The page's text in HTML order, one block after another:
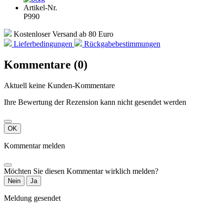
Artikel-Nr.
P990
Kostenloser Versand ab 80 Euro
Lieferbedingungen
Rückgabebestimmungen
Kommentare (0)
Aktuell keine Kunden-Kommentare
Ihre Bewertung der Rezension kann nicht gesendet werden
OK
Kommentar melden
Möchten Sie diesen Kommentar wirklich melden?
Nein Ja
Meldung gesendet